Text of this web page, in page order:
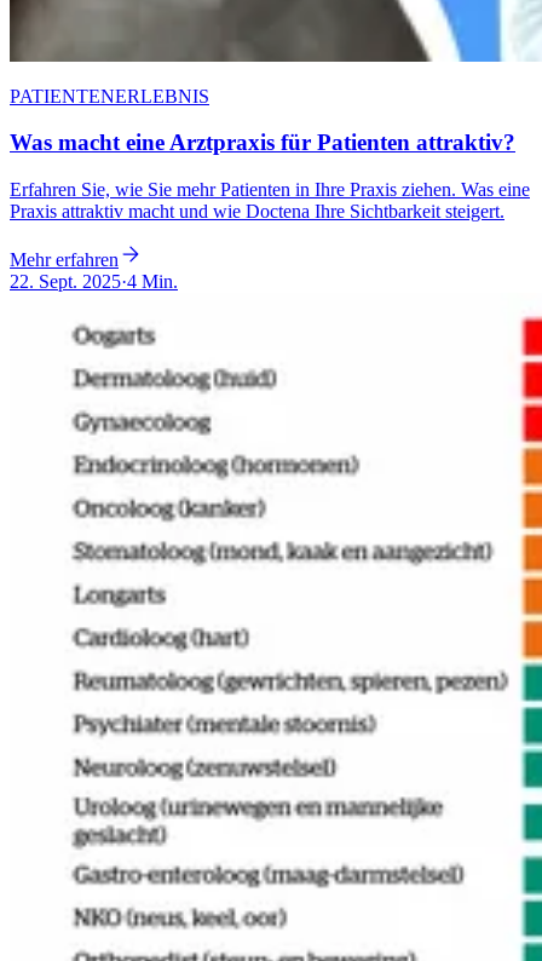
PATIENTENERLEBNIS
Was macht eine Arztpraxis für Patienten attraktiv?
Erfahren Sie, wie Sie mehr Patienten in Ihre Praxis ziehen. Was eine
Praxis attraktiv macht und wie Doctena Ihre Sichtbarkeit steigert.
Mehr erfahren
22. Sept. 2025·4 Min.